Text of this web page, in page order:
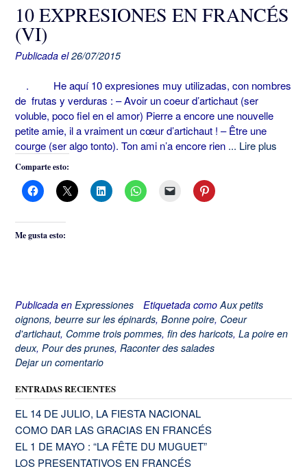
10 EXPRESIONES EN FRANCÉS
(VI)
Publicada el26/07/2015
. He aquí 10 expresiones muy utilizadas, con nombres
de frutas y verduras : – Avoir un coeur d’artichaut (ser
voluble, poco fiel en el amor) Pierre a encore une nouvelle
petite amie, il a vraiment un cœur d’artichaut ! – Être une
courge (ser algo tonto). Ton ami n’a encore rien ... Lire plus
Comparte esto:
Me gusta esto:
Publicada en Expressiones Etiquetada comoAux petits
oignons, beurre sur les épinards, Bonne poire, Coeur
d'artichaut, Comme trois pommes, fin des haricots, La poire en
deux, Pour des prunes, Raconter des salades
Dejar un comentario
ENTRADAS RECIENTES
EL 14 DE JULIO, LA FIESTA NACIONAL
COMO DAR LAS GRACIAS EN FRANCÉS
EL 1 DE MAYO : “LA FÊTE DU MUGUET”
LOS PRESENTATIVOS EN FRANCÉS